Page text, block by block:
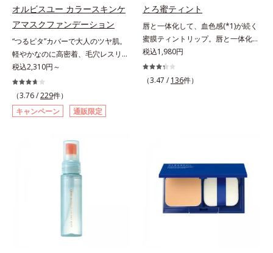
す。粉浮きや厚塗り感の少ない、リ
ァンデーションです。*1 メイク効
果による *2 保湿成分
出かけする時など、しっかりメイク
オルビスユー カラースキンケ
アマスクファンデーション
“つるピタ”カバーで大人のツヤ肌。
軽やかなのに高密着、毛穴レスリキ
ッドファンデ。みずみずしく、とけ
込むように密着カバー毛穴レスでな
めらかな質感美へ導く、リキッドフ
ァンデーション「カバーはしたいけ
ど厚塗り感はイヤ」「素肌がもとも
なお客様の声から誕生した、軽やか
なのにピタッと密着し、肌悩み
を“つるん”と隠すリキッドファンデ
ーションです。年齢とともに増えて
いくお悩みを自然に隠しつつも、ま
るで“素肌美人”に見える仕上がりを
叶えるのは、微細で均一なカバー粉
体(*1)が大きさの異なる毛穴にも隙
税込2,310円～
（3.76 /229件）
キャンペーン
通販限定
とろ蜜ティント
唇と一体化して、血色感(*1)が続く
蜜膜ティントリップ。唇と一体化し
て色落ちしにくいティント処方とう
るおいを両立した、ティントリップ
です。色が長時間唇に密着するオイ
成分(*5)も配合。しっとり感をキー
プし、ぷるんとした唇に。さっとひ
と塗りするだけで、くすみやすい大
人の肌に血色感を与え、唇を自然に
税込1,980円
（3.47 / 136件）